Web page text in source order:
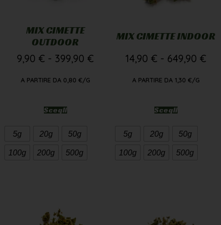
MIX CIMETTE
OUTDOOR
9,90 € - 399,90 €
A PARTIRE DA 0,80 €/G
Scegli
5g 20g 50g
100g 200g 500g
MIX CIMETTE INDOOR
14,90 € - 649,90 €
A PARTIRE DA 1,30 €/G
Scegli
5g 20g 50g
100g 200g 500g